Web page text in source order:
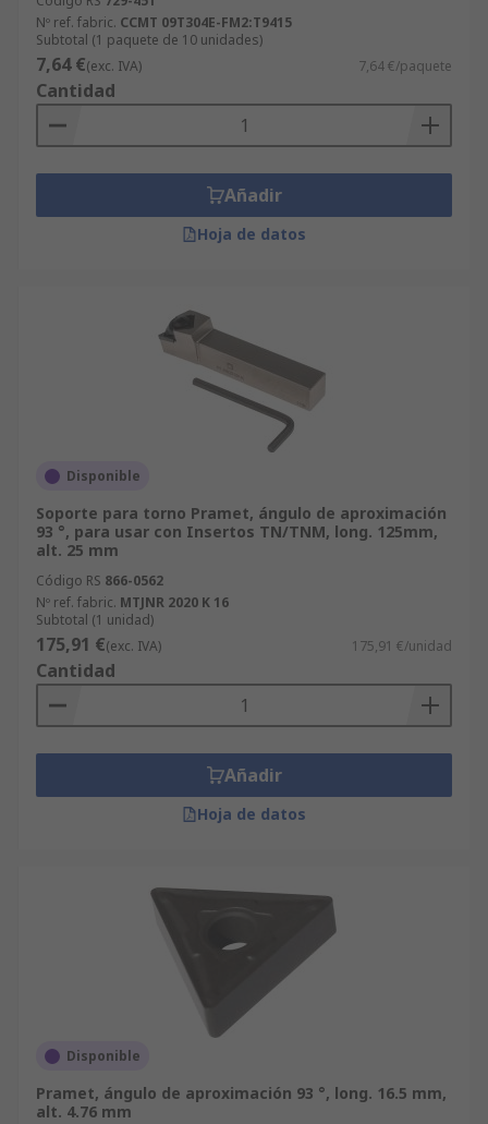
excesiva.
Nº ref. fabric. CCMT 09T304E-FM2:T9415
Subtotal (1 paquete de 10 unidades)
7,64 €(exc. IVA) 7,64 €/paquete
Cantidad
Añadir
Hoja de datos
Disponible
Soporte para torno Pramet, ángulo de aproximación
93 °, para usar con Insertos TN/TNM, long. 125mm,
alt. 25 mm
Código RS 866-0562
Nº ref. fabric. MTJNR 2020 K 16
Subtotal (1 unidad)
175,91 €(exc. IVA) 175,91 €/unidad
Cantidad
Añadir
Hoja de datos
Disponible
Pramet, ángulo de aproximación 93 °, long. 16.5 mm,
alt. 4.76 mm